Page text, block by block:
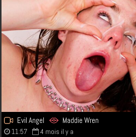
Evil Angel Maddie Wren
11:57 4 mois il y a